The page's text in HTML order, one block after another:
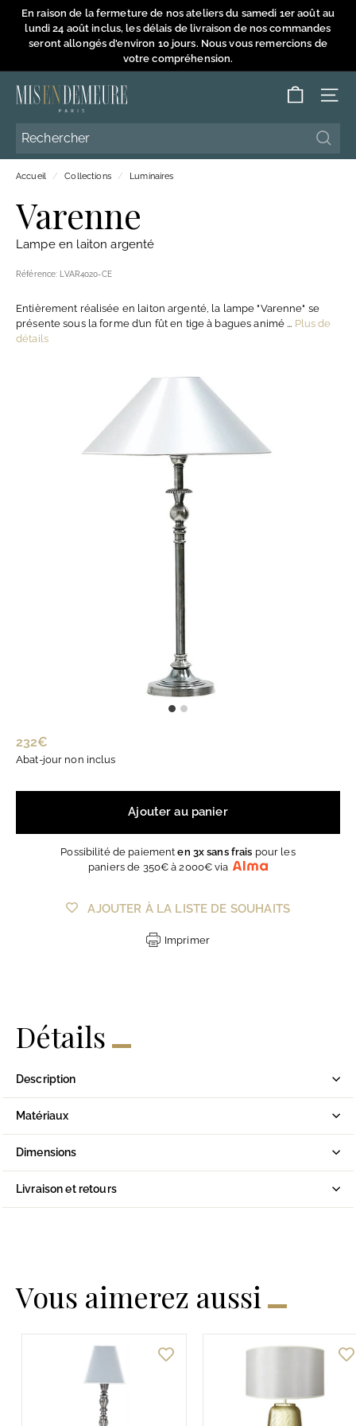
Passer
Diaporama
Pause
En raison de la fermeture de nos ateliers du samedi 1er août au
lundi 24 août inclus, les délais de livraison de nos commandes
seront allongés d'environ 10 jours. Nous vous remercions de
votre compréhension.
M
s
e
n
D
e
m
e
r
e
Accueil / Collections / Luminaires
Varenne
Lampe en laiton argenté
Référence: LVAR4020-CE
Entièrement réalisée en laiton argenté, la lampe "Varenne" se
présente sous la forme d’un fût en tige à bagues animé ... Plus de
détails
Prix
régulier
232€
Abat-jour non inclus
Ajouter au panier
Possibilité de paiementen 3x sans frais pour les
paniers de 350€ à 2000€ via
AJOUTER À LA LISTE DE SOUHAITS
Imprimer
Détails
Description
Matériaux
Dimensions
Livraison et retours
Vous aimerez aussi